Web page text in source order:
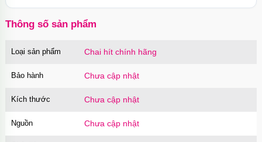
Thông số sản phẩm
Loại sản phẩm Chai hít chính hãng
Bảo hành Chưa cập nhật
Kích thước Chưa cập nhật
Nguồn Chưa cập nhật